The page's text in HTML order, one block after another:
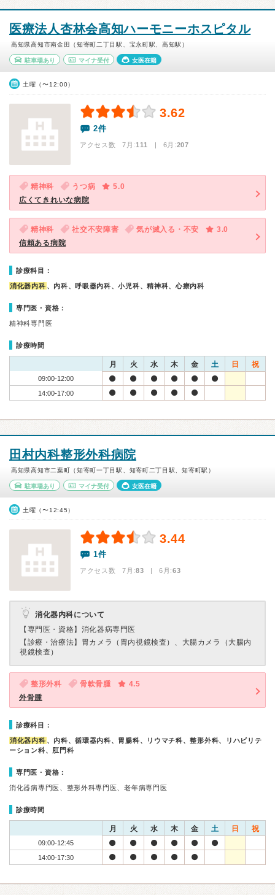
医療法人杏林会高知ハーモニーホスピタル
高知県高知市南金田（知寄町二丁目駅、宝永町駅、高知駅）
駐車場あり マイナ受付 女医在籍
土曜（〜12:00）
3.62
2件
アクセス数 7月:111 | 6月:207
精神科 うつ病
5.0
広くてきれいな病院
精神科 社交不安障害 気が滅入る・不安
3.0
信頼ある病院
診療科目：
消化器内科 、内科、呼吸器内科、小児科、精神科、心療内科
専門医・資格：
精神科専門医
診療時間
月 火 水 木 金 土 日 祝
09:00-12:00
14:00-17:00
田村内科整形外科病院
高知県高知市二葉町（知寄町一丁目駅、知寄町二丁目駅、知寄町駅）
駐車場あり マイナ受付 女医在籍
土曜（〜12:45）
3.44
1件
アクセス数 7月:83 | 6月:63
消化器内科について
【専門医・資格】 消化器病専門医
【診療・治療法】 胃カメラ（胃内視鏡検査）、大腸カメラ（大腸内
視鏡検査）
整形外科 骨軟骨腫
4.5
外骨腫
診療科目：
消化器内科 、内科、循環器内科、胃腸科、リウマチ科、整形外科、リハビリテ
ーション科、肛門科
専門医・資格：
消化器病専門医、整形外科専門医、老年病専門医
診療時間
月 火 水 木 金 土 日 祝
09:00-12:45
14:00-17:30